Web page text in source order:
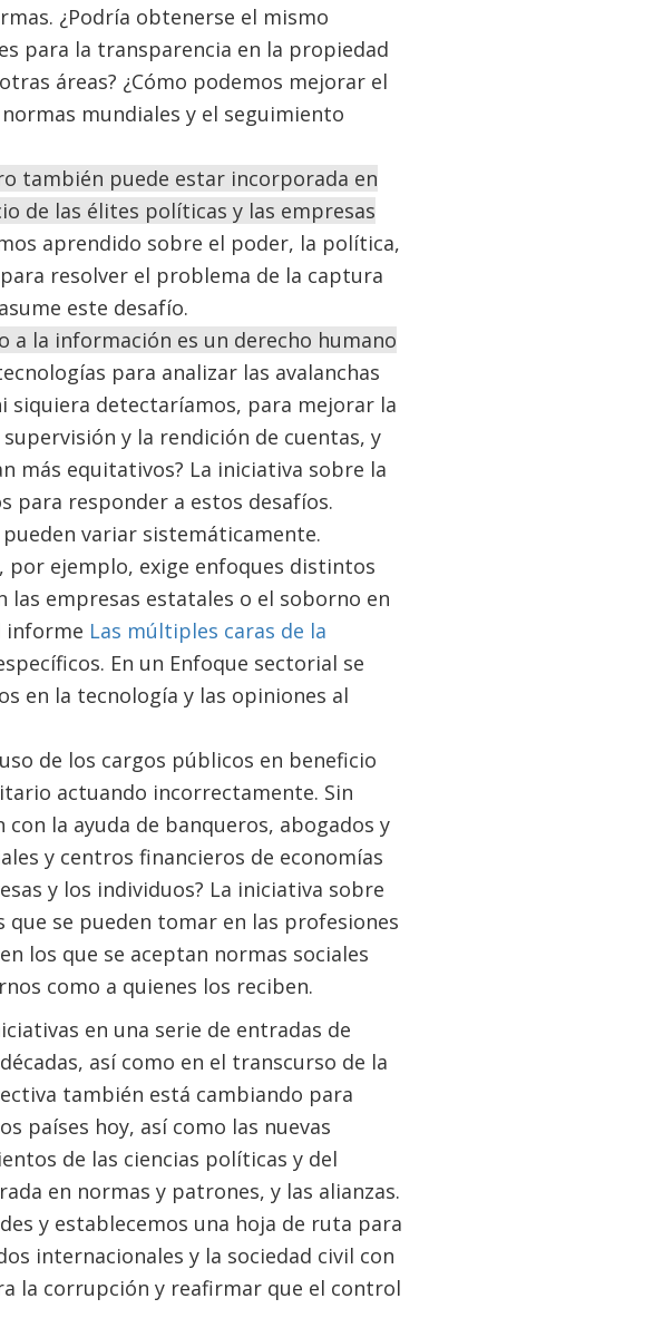
¿Podría obtenerse el mismo
para la transparencia en la propiedad
áreas? ¿Cómo podemos mejorar el
mundiales y el seguimiento
también puede estar incorporada en
de las élites políticas y las empresas
aprendido sobre el poder, la política,
resolver el problema de la captura
este desafío.
a la información es un derecho humano
para analizar las avalanchas
detectaríamos, para mejorar la
y la rendición de cuentas, y
más equitativos? La iniciativa sobre la
para responder a estos desafíos.
variar sistemáticamente.
por ejemplo, exige enfoques distintos
empresas estatales o el soborno en
informe Las múltiples caras de la
En un Enfoque sectorial se
en la tecnología y las opiniones al
de los cargos públicos en beneficio
actuando incorrectamente. Sin
la ayuda de banqueros, abogados y
y centros financieros de economías
y los individuos? La iniciativa sobre
se pueden tomar en las profesiones
los que se aceptan normas sociales
como a quienes los reciben.
en una serie de entradas de
así como en el transcurso de la
también está cambiando para
países hoy, así como las nuevas
de las ciencias políticas y del
en normas y patrones, y las alianzas.
y establecemos una hoja de ruta para
internacionales y la sociedad civil con
la corrupción y reafirmar que el control